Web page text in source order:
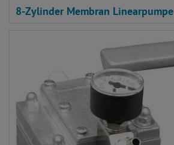
8-Zylinder Membran Linearpumpe